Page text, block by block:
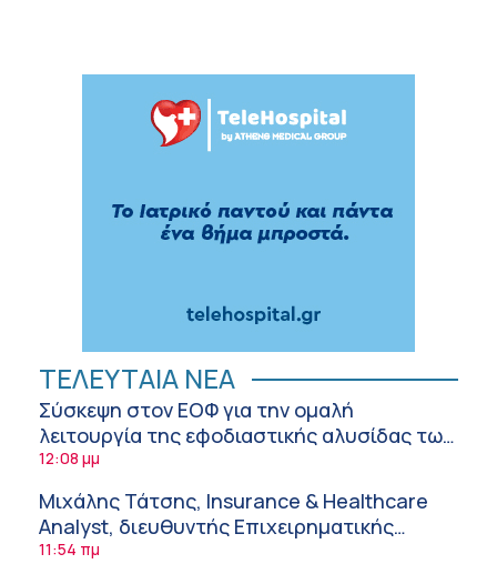
ΤΕΛΕΥΤΑΙΑ ΝΕΑ
Σύσκεψη στον ΕΟΦ για την ομαλή
λειτουργία της εφοδιαστικής αλυσίδας των
φαρμάκων στη διάρκεια του καλοκαιριού
12:08 μμ
Μιχάλης Τάτσης, Insurance & Healthcare
Analyst, διευθυντής Επιχειρηματικής
Ανάπτυξης Ομίλου HHG
11:54 πμ